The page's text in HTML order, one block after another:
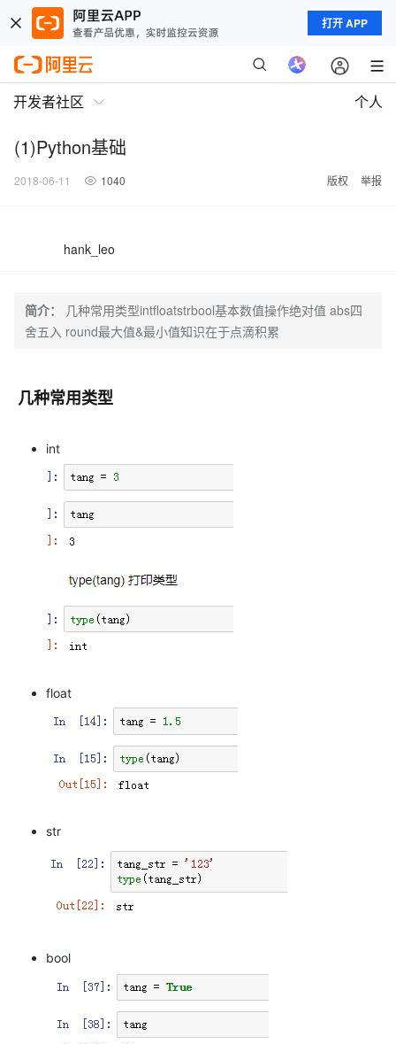
打开 APP
开发者社区 个人
(1)Python基础
2018-06-11 1040 版权 举报
hank_leo
简介：
几种常用类型intfloatstrbool基本数值操作绝对值 abs四
舍五入 round最大值&最小值知识在于点滴积累
几种常用类型
int
float
str
bool